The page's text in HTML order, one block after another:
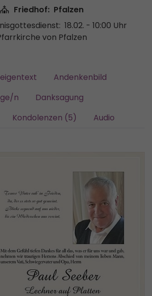
Friedhof: Pfalzen
18.02. - 10:00 Uhr
von Pfalzen
Andenkenbild
n
Danksagung
Kondolenzen (5) Audio